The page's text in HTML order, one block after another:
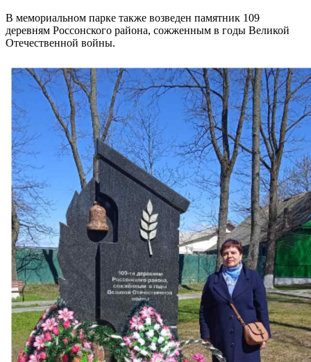
В мемориальном парке также возведен памятник 109
деревням Россонского района, сожженным в годы Великой
Отечественной войны.